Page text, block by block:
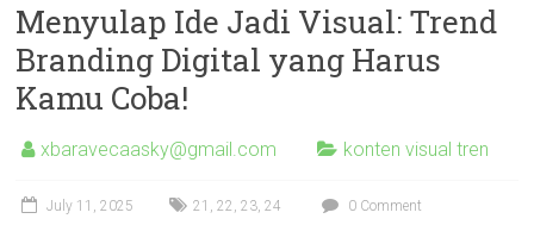
Menyulap Ide Jadi Visual: Trend
Branding Digital yang Harus
Kamu Coba!
xbaravecaasky@gmail.com konten visual tren
July 11, 2025 21 ,22 ,23,24 0 Comment